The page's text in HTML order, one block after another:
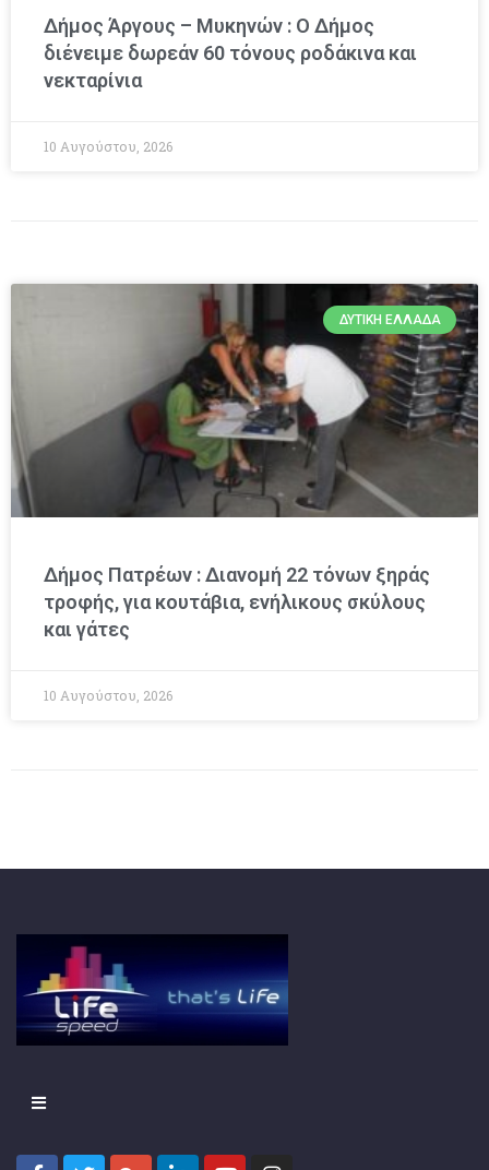
Δήμος Άργους – Μυκηνών : O Δήμος
διένειμε δωρεάν 60 τόνους ροδάκινα και
νεκταρίνια
10 Αυγούστου, 2026
ΔΥΤΙΚΉ ΕΛΛΆΔΑ
Δήμος Πατρέων : Διανομή 22 τόνων ξηράς
τροφής, για κουτάβια, ενήλικους σκύλους
και γάτες
10 Αυγούστου, 2026